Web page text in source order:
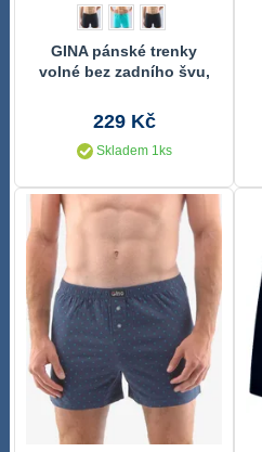
GINA pánské trenky
volné bez zadního švu,
229 Kč
Skladem 1ks